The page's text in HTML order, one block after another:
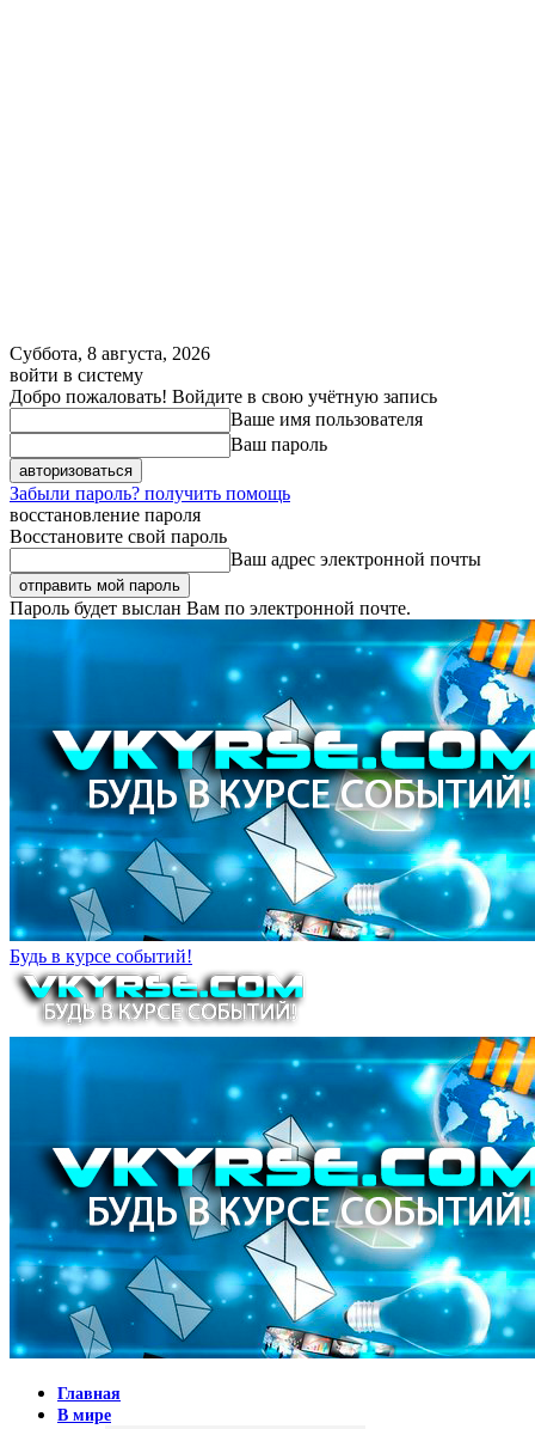
Суббота, 8 августа, 2026
войти в систему
Добро пожаловать! Войдите в свою учётную запись
Ваше имя пользователя
Ваш пароль
Забыли пароль? получить помощь
восстановление пароля
Восстановите свой пароль
Ваш адрес электронной почты
Пароль будет выслан Вам по электронной почте.
Будь в курсе событий!
Главная
В мире